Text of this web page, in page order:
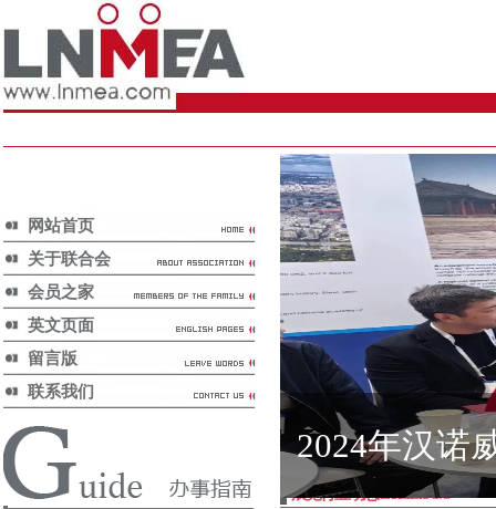
网站首页
关于联合会
会员之家
英文页面
留言版
联系我们
2024年汉诺
展览行业动态/ Exhibition News